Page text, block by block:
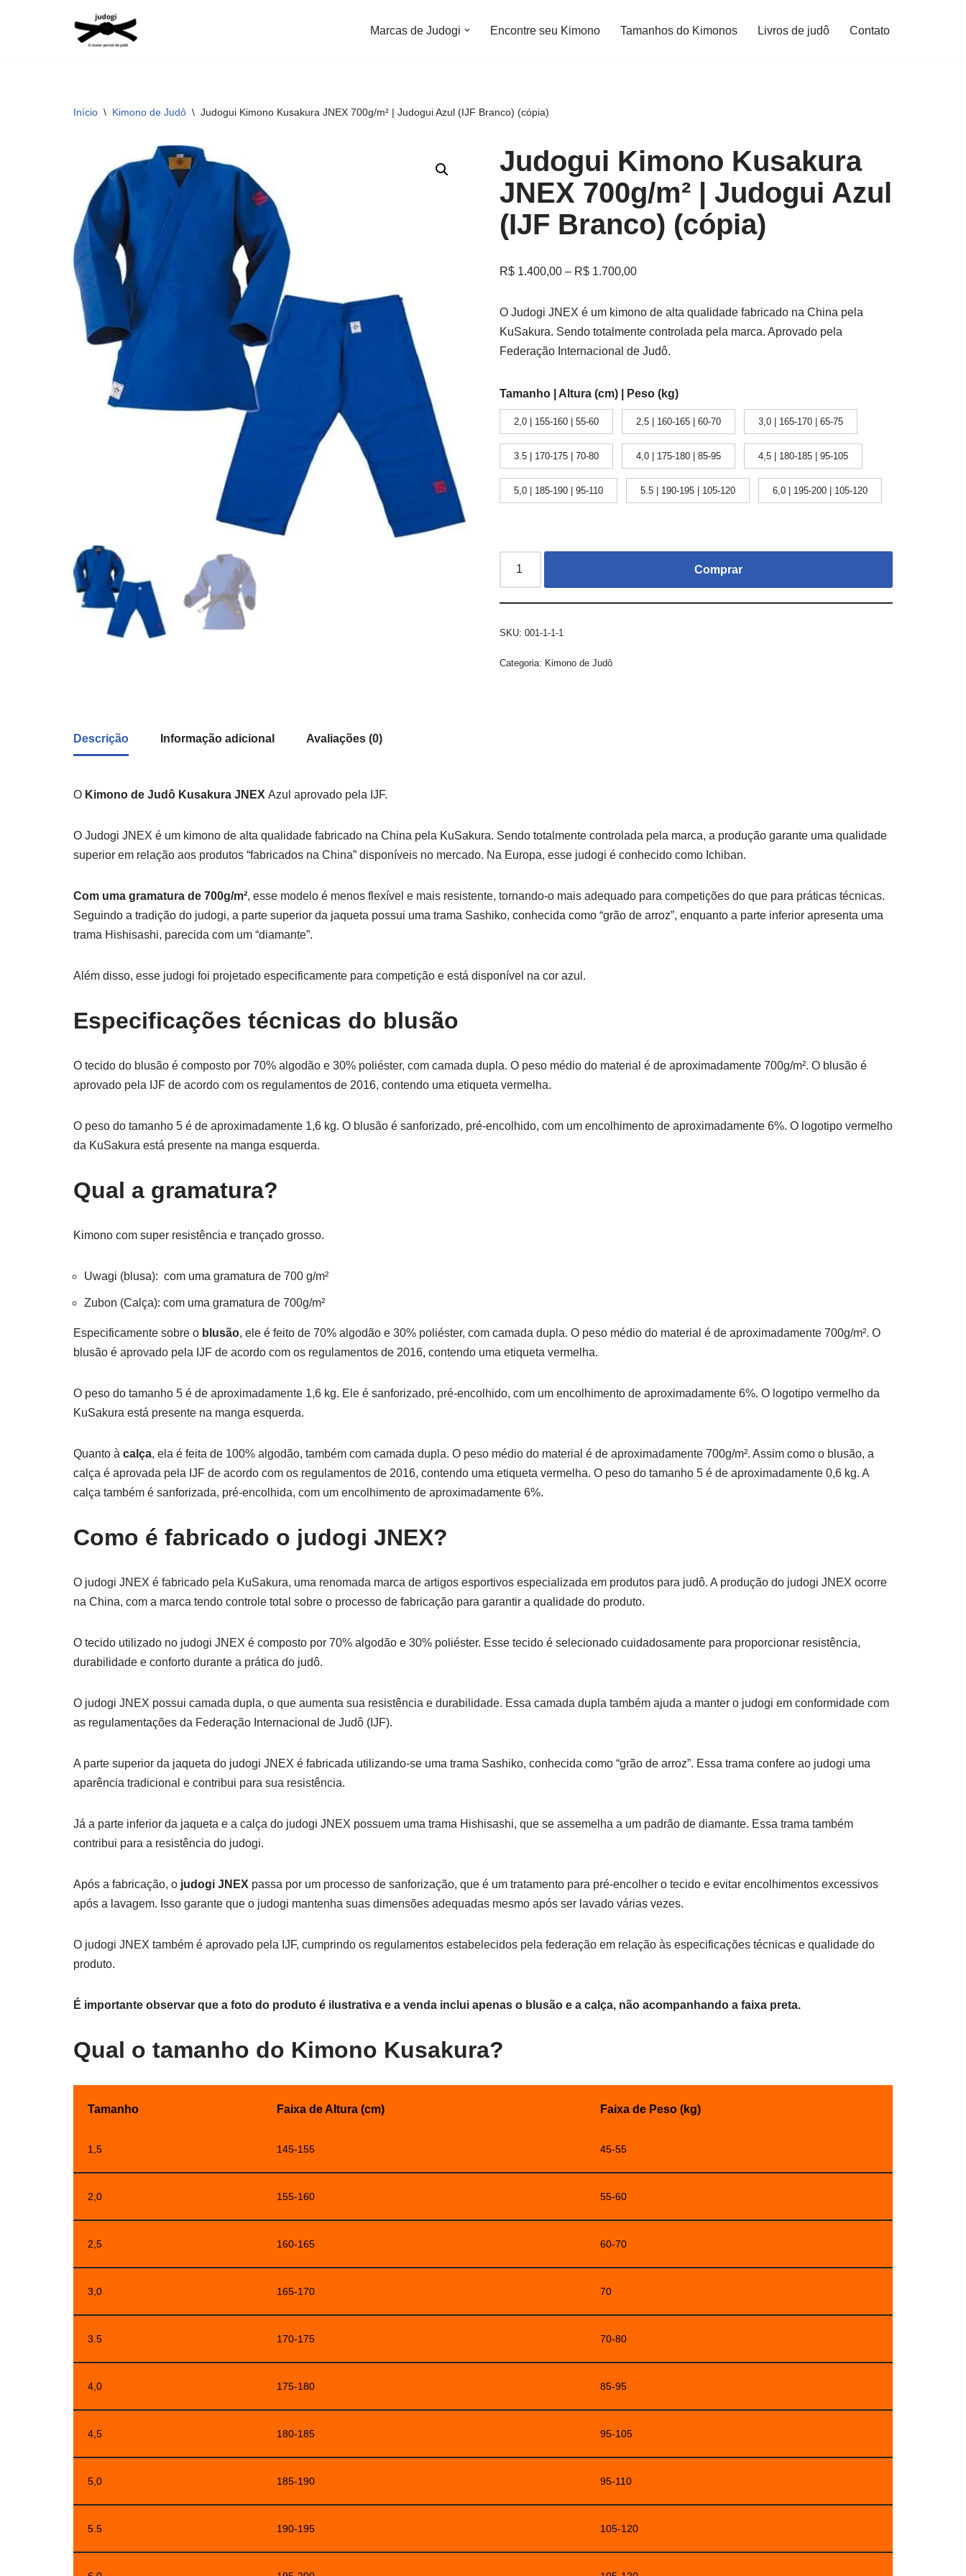
Marcas de Judogi Encontre seu Kimono Tamanhos do Kimonos Livros de judô Contato
Início \ Kimono de Judô \ Judogui Kimono Kusakura JNEX 700g/m² | Judogui Azul (IJF Branco) (cópia)
Judogui Kimono Kusakura
JNEX 700g/m² | Judogui Azul
(IJF Branco) (cópia)
R$1.400,00– R$1.700,00
O Judogi JNEX é um kimono de alta qualidade fabricado na China pela
KuSakura. Sendo totalmente controlada pela marca. Aprovado pela
Federação Internacional de Judô.
Tamanho | Altura (cm) | Peso (kg)
2,0 | 155-160 | 55-60 2,5 | 160-165 | 60-70 3,0 | 165-170 | 65-75
3.5 | 170-175 | 70-80 4,0 | 175-180 | 85-95 4,5 | 180-185 | 95-105
5,0 | 185-190 | 95-110 5.5 | 190-195 | 105-120 6,0 | 195-200 | 105-120
Comprar
SKU: 001-1-1-1
Categoria: Kimono de Judô
Descrição Informação adicional Avaliações (0)
O Kimono de Judô Kusakura JNEX Azul aprovado pela IJF.
O Judogi JNEX é um kimono de alta qualidade fabricado na China pela KuSakura. Sendo totalmente controlada pela marca, a produção garante uma qualidade
superior em relação aos produtos “fabricados na China” disponíveis no mercado. Na Europa, esse judogi é conhecido como Ichiban.
Com uma gramatura de 700g/m², esse modelo é menos flexível e mais resistente, tornando-o mais adequado para competições do que para práticas técnicas.
Seguindo a tradição do judogi, a parte superior da jaqueta possui uma trama Sashiko, conhecida como “grão de arroz”, enquanto a parte inferior apresenta uma
trama Hishisashi, parecida com um “diamante”.
Além disso, esse judogi foi projetado especificamente para competição e está disponível na cor azul.
Especificações técnicas do blusão
O tecido do blusão é composto por 70% algodão e 30% poliéster, com camada dupla. O peso médio do material é de aproximadamente 700g/m². O blusão é
aprovado pela IJF de acordo com os regulamentos de 2016, contendo uma etiqueta vermelha.
O peso do tamanho 5 é de aproximadamente 1,6 kg. O blusão é sanforizado, pré-encolhido, com um encolhimento de aproximadamente 6%. O logotipo vermelho
da KuSakura está presente na manga esquerda.
Qual a gramatura?
Kimono com super resistência e trançado grosso.
Uwagi (blusa): com uma gramatura de 700 g/m²
Zubon (Calça): com uma gramatura de 700g/m²
Especificamente sobre o blusão, ele é feito de 70% algodão e 30% poliéster, com camada dupla. O peso médio do material é de aproximadamente 700g/m². O
blusão é aprovado pela IJF de acordo com os regulamentos de 2016, contendo uma etiqueta vermelha.
O peso do tamanho 5 é de aproximadamente 1,6 kg. Ele é sanforizado, pré-encolhido, com um encolhimento de aproximadamente 6%. O logotipo vermelho da
KuSakura está presente na manga esquerda.
Quanto à calça, ela é feita de 100% algodão, também com camada dupla. O peso médio do material é de aproximadamente 700g/m². Assim como o blusão, a
calça é aprovada pela IJF de acordo com os regulamentos de 2016, contendo uma etiqueta vermelha. O peso do tamanho 5 é de aproximadamente 0,6 kg. A
calça também é sanforizada, pré-encolhida, com um encolhimento de aproximadamente 6%.
Como é fabricado o judogi JNEX?
O judogi JNEX é fabricado pela KuSakura, uma renomada marca de artigos esportivos especializada em produtos para judô. A produção do judogi JNEX ocorre
na China, com a marca tendo controle total sobre o processo de fabricação para garantir a qualidade do produto.
O tecido utilizado no judogi JNEX é composto por 70% algodão e 30% poliéster. Esse tecido é selecionado cuidadosamente para proporcionar resistência,
durabilidade e conforto durante a prática do judô.
O judogi JNEX possui camada dupla, o que aumenta sua resistência e durabilidade. Essa camada dupla também ajuda a manter o judogi em conformidade com
as regulamentações da Federação Internacional de Judô (IJF).
A parte superior da jaqueta do judogi JNEX é fabricada utilizando-se uma trama Sashiko, conhecida como “grão de arroz”. Essa trama confere ao judogi uma
aparência tradicional e contribui para sua resistência.
Já a parte inferior da jaqueta e a calça do judogi JNEX possuem uma trama Hishisashi, que se assemelha a um padrão de diamante. Essa trama também
contribui para a resistência do judogi.
Após a fabricação, o judogi JNEX passa por um processo de sanforização, que é um tratamento para pré-encolher o tecido e evitar encolhimentos excessivos
após a lavagem. Isso garante que o judogi mantenha suas dimensões adequadas mesmo após ser lavado várias vezes.
O judogi JNEX também é aprovado pela IJF, cumprindo os regulamentos estabelecidos pela federação em relação às especificações técnicas e qualidade do
produto.
É importante observar que a foto do produto é ilustrativa e a venda inclui apenas o blusão e a calça, não acompanhando a faixa preta.
Qual o tamanho do Kimono Kusakura?
Tamanho Faixa de Altura (cm) Faixa de Peso (kg)
1,5 145-155 45-55
2,0 155-160 55-60
2,5 160-165 60-70
3,0 165-170 70
3.5 170-175 70-80
4,0 175-180 85-95
4,5 180-185 95-105
5,0 185-190 95-110
5.5 190-195 105-120